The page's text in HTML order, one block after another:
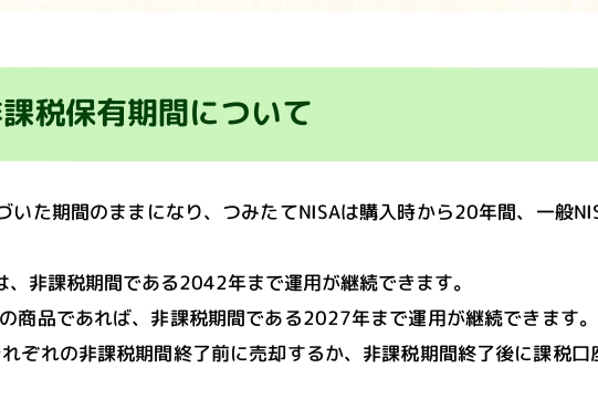
税保有期間について
た期間のままになり、つみたてNISAは購入時から20年間、一般
非課税期間である2042年まで運用が継続できます。
商品であれば、非課税期間である2027年まで運用が継続できます
ぞれの非課税期間終了前に売却するか、非課税期間終了後に課税口